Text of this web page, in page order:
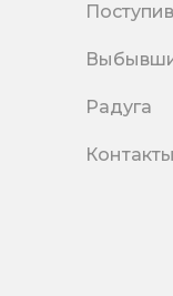
Радуга
Контакты